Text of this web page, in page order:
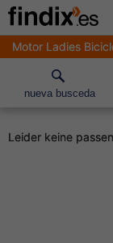
Motor Ladies
nueva busceda
Leider keine